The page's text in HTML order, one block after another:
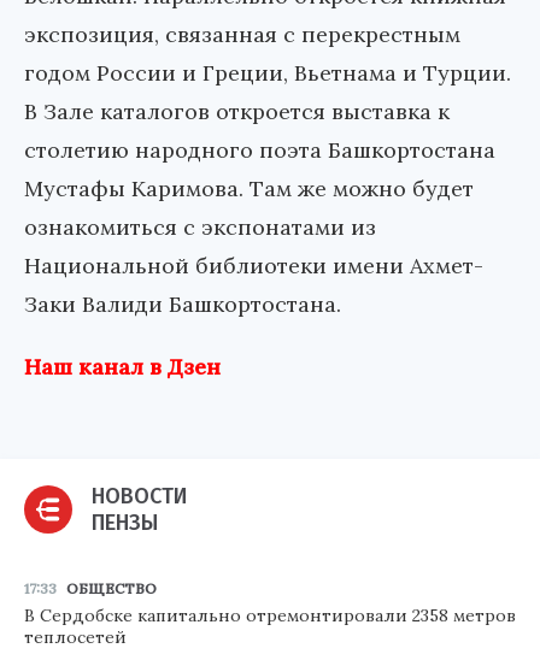
экспозиция, связанная с перекрестным
годом России и Греции, Вьетнама и Турции.
В Зале каталогов откроется выставка к
столетию народного поэта Башкортостана
Мустафы Каримова. Там же можно будет
ознакомиться с экспонатами из
Национальной библиотеки имени Ахмет-
Заки Валиди Башкортостана.
Наш канал в Дзен
НОВОСТИ
ПЕНЗЫ
17:33 ОБЩЕСТВО
В Сердобске капитально отремонтировали 2358 метров
теплосетей